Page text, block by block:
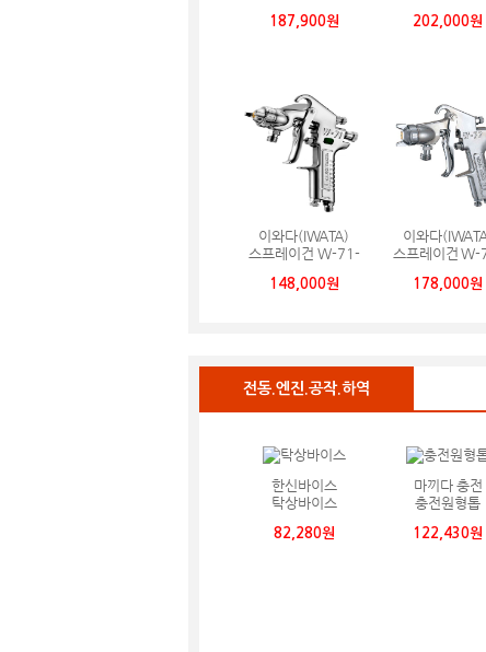
800CS KR
187,900원 202,000원
이와다(IWATA)
스프레이건 W-71-
148,000원
이와다
스프레이건 W-
178,000원
전동.엔진.공작.하역
한신바이스
탁상바이스
82,280원
마끼다 충전
충전원형톱
122,430원